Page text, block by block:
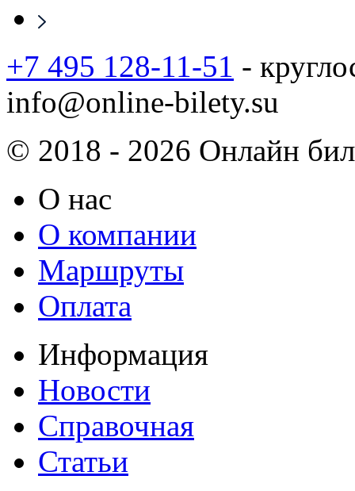
+7 495 128-11-51 -
info@online-bilety.su
© 2018 - 2026 Онлайн
О нас
О компании
Маршруты
Оплата
Информация
Новости
Справочная
Статьи